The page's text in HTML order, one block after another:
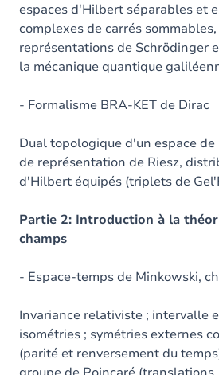
espaces d'Hilbert séparables et
complexes de carrés
représentations de Schrödinger
la mécanique quantique
- Formalisme BRA-KET de Dirac
Dual topologique d'un espace
de représentation de Riesz,
d'Hilbert équipés (triplets de
Partie 2: Introduction à la
champs
- Espace-temps de Minkowski,
Invariance relativiste ; intervalle
isométries ; symétries externes
(parité et renversement du